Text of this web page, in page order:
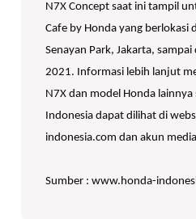
N7X Concept saat ini tampil
Cafe by Honda yang berlokasi
Senayan Park, Jakarta,
2021. Informasi lebih lanjut
N7X dan model Honda
Indonesia dapat dilihat di
indonesia.com dan akun
Sumber : www.honda-